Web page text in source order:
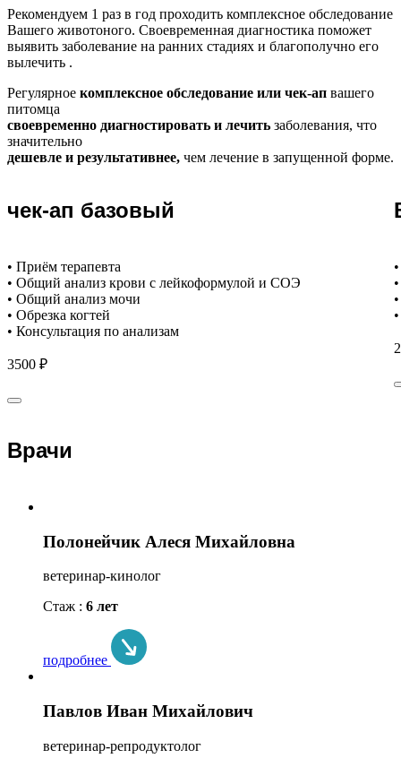
Рекомендуем 1 раз в год проходить комплексное обследование
Вашего животоного. Своевременная диагностика поможет
выявить заболевание на ранних стадиях и благополучно его
вылечить .
Регулярное комплексное обследование или чек-ап вашего
питомца
своевременно диагностировать и лечить заболевания, что
значительно
дешевле и результативнее, чем лечение в запущенной форме.
чек-ап базовый
• Приём терапевта
• Общий анализ крови с лейкоформулой и СОЭ
• Общий анализ мочи
• Обрезка когтей
• Консультация по анализам
3500 ₽
Врачи
Полонейчик Алеся Михайловна
ветеринар-кинолог
Стаж : 6 лет
подробнее
Павлов Иван Михайлович
ветеринар-репродуктолог